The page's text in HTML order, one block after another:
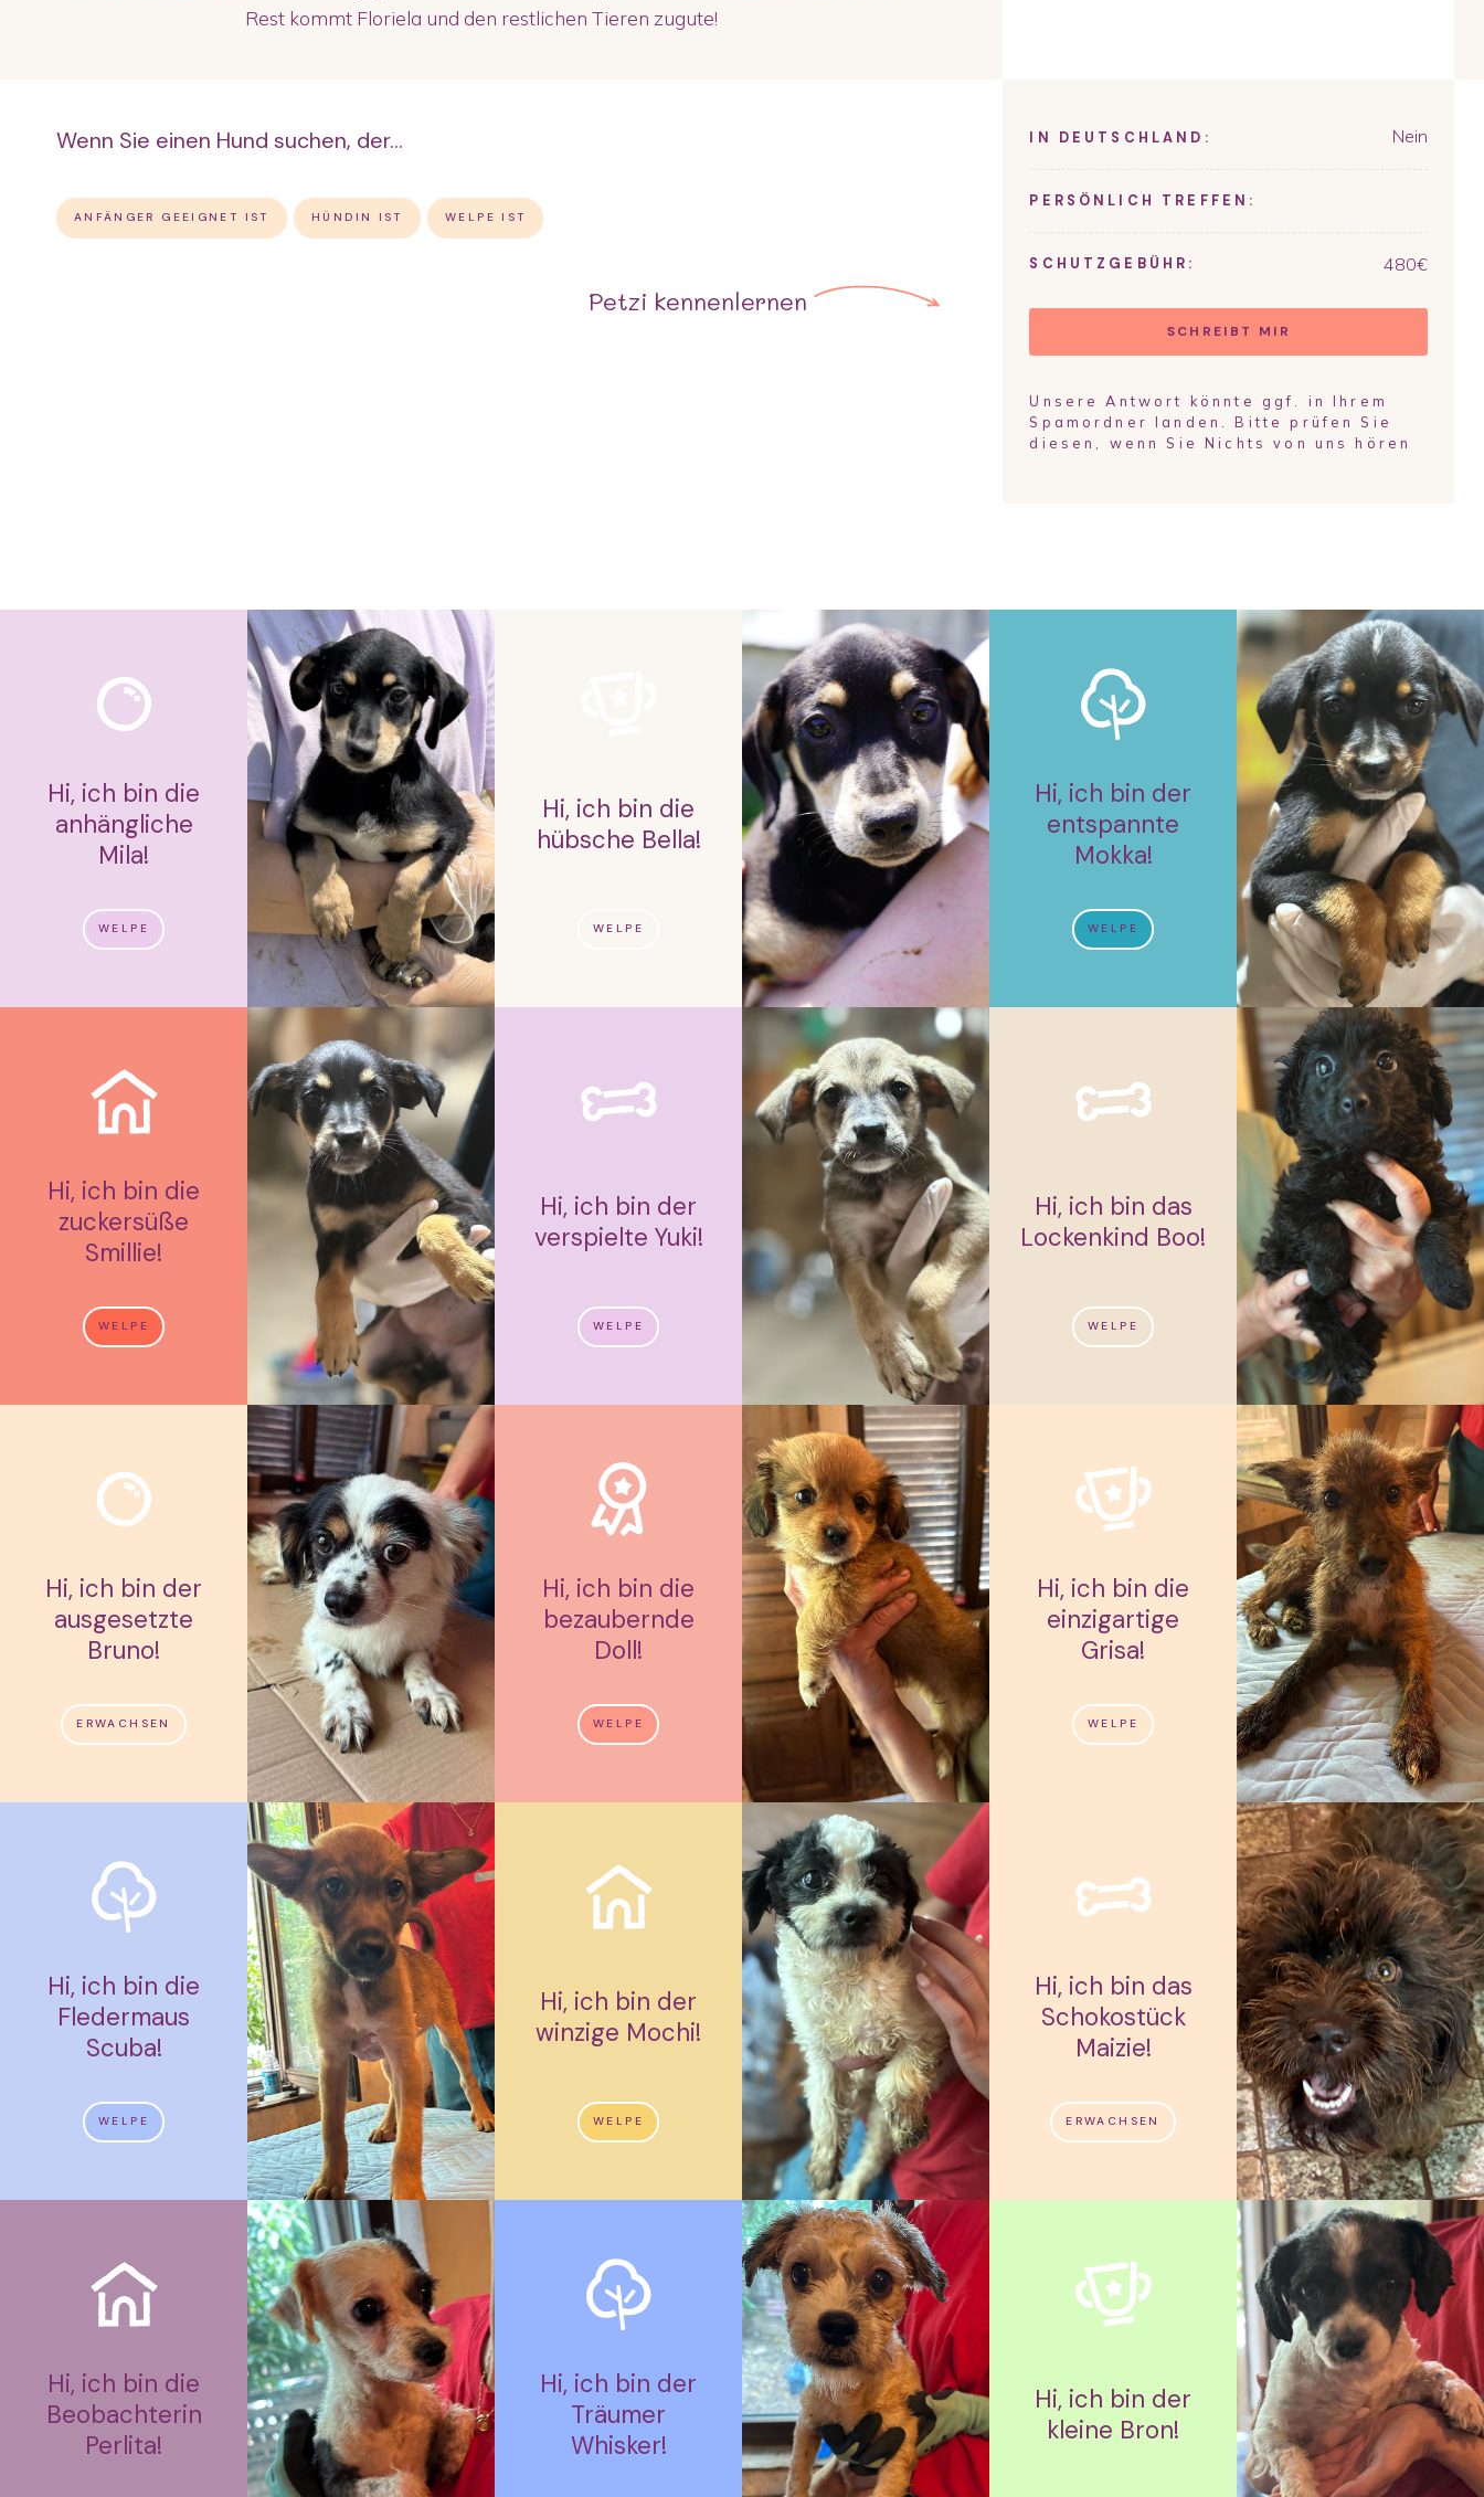
Rest kommt Floriela und den restlichen Tieren zugute!
Wenn Sie einen Hund suchen, der...
ANFÄNGER GEEIGNET IST HÜNDIN IST WELPE IST
Petzi kennenlernen
IN DEUTSCHLAND: Nein
PERSÖNLICH TREFFEN:
SCHUTZGEBÜHR: 480€
SCHREIBT MIR
Unsere Antwort könnte ggf. in Ihrem
Spamordner landen. Bitte prüfen Sie
diesen, wenn Sie Nichts von uns hören
Hi, ich bin die
anhängliche
Mila!
WELPE
Hi, ich bin die
hübsche Bella!
WELPE
Hi, ich bin der
entspannte
Mokka!
WELPE
Hi, ich bin die
zuckersüße
Smillie!
WELPE
Hi, ich bin der
verspielte Yuki!
WELPE
Hi, ich bin das
Lockenkind Boo!
WELPE
Hi, ich bin der
ausgesetzte
Bruno!
ERWACHSEN
Hi, ich bin die
bezaubernde
Doll!
WELPE
Hi, ich bin die
einzigartige
Grisa!
WELPE
Hi, ich bin die
Fledermaus
Scuba!
WELPE
Hi, ich bin der
winzige Mochi!
WELPE
Hi, ich bin das
Schokostück
Maizie!
ERWACHSEN
Hi, ich bin die
Beobachterin
Perlita!
Hi, ich bin der
Träumer
Whisker!
Hi, ich bin der
kleine Bron!